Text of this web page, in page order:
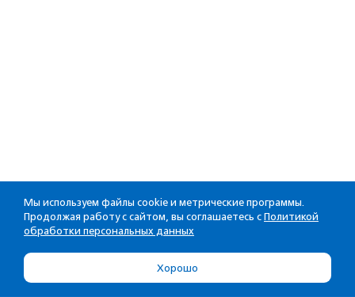
Мы используем файлы cookie и метрические программы.
Продолжая работу с сайтом, вы соглашаетесь с Политикой
обработки персональных данных
Хорошо